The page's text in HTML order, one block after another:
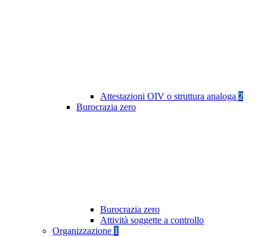
Attestazioni OIV o struttura analoga 2
Burocrazia zero
Burocrazia zero
Attività soggette a controllo
Organizzazione 1